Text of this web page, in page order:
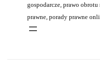
gospodarcze, prawo
prawne, porady prawne